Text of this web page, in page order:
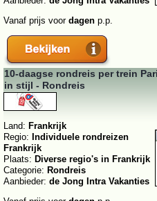
Vanaf prijs voor dagen p.p.
10-daagse rondreis per trein
in stijl - Rondreis
Land: Frankrijk
Regio: Individuele rondreizen
Frankrijk
Plaats: Diverse regio's in Frankrijk
Categorie: Rondreis
Aanbieder: de Jong Intra Vakanties